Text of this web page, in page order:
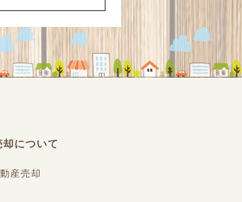
について
産売却